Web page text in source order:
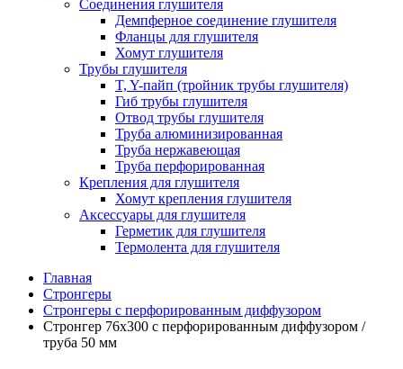
Соединения глушителя
Демпферное соединение глушителя
Фланцы для глушителя
Хомут глушителя
Трубы глушителя
T, Y-пайп (тройник трубы глушителя)
Гиб трубы глушителя
Отвод трубы глушителя
Труба алюминизированная
Труба нержавеющая
Труба перфорированная
Крепления для глушителя
Хомут крепления глушителя
Аксессуары для глушителя
Герметик для глушителя
Термолента для глушителя
Главная
Стронгеры
Стронгеры с перфорированным диффузором
Стронгер 76x300 с перфорированным диффузором /
труба 50 мм